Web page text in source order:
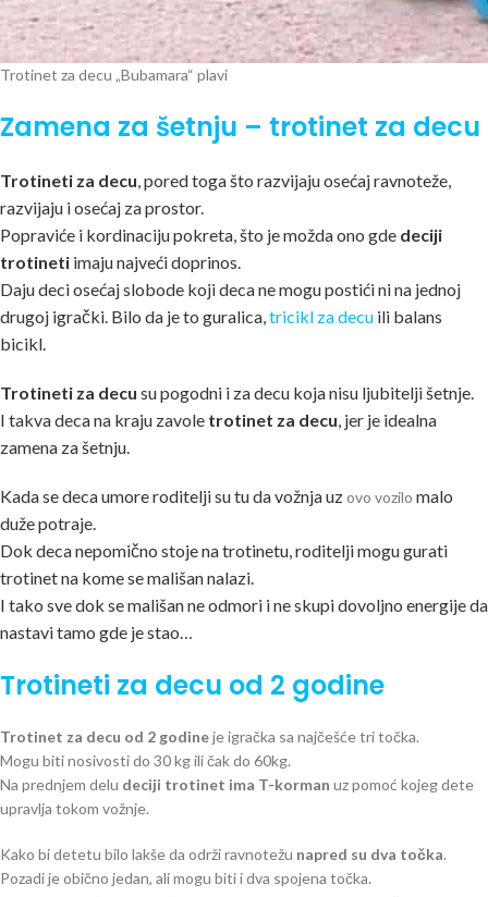
Trotinet za decu „Bubamara“ plavi
Zamena za šetnju – trotinet za decu
Trotineti za decu, pored toga što razvijaju osećaj ravnoteže,
razvijaju i osećaj za prostor.
Popraviće i kordinaciju pokreta, što je možda ono gde deciji
trotineti imaju najveći doprinos.
Daju deci osećaj slobode koji deca ne mogu postići ni na jednoj
drugoj igrački. Bilo da je to guralica,tricikl za decu ili balans
bicikl.
Trotineti za decu su pogodni i za decu koja nisu ljubitelji šetnje.
I takva deca na kraju zavole trotinet za decu, jer je idealna
zamena za šetnju.
Kada se deca umore roditelji su tu da vožnja uzovo vozilo malo
duže potraje.
Dok deca nepomično stoje na trotinetu, roditelji mogu gurati
trotinet na kome se mališan nalazi.
I tako sve dok se mališan ne odmori i ne skupi dovoljno energije da
nastavi tamo gde je stao…
Trotineti za decu od 2 godine
Trotinet za decu od 2 godineje igračka sa najčešće tri točka.
Mogu biti nosivosti do 30 kg ili čak do 60kg.
Na prednjem delu deciji trotinet ima T-korman uz pomoć kojeg dete
upravlja tokom vožnje.
Kako bi detetu bilo lakše da održi ravnotežu napred su dva točka.
Pozadi je obično jedan, ali mogu biti i dva spojena točka.